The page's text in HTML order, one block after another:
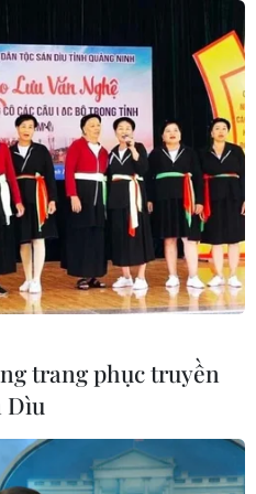
với cú
kết
bảng
kênh nào?
vs
nhất
trang phục truyền
Dìu